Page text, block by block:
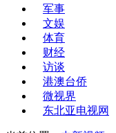
军事
文娱
体育
财经
访谈
港澳台侨
微视界
东北亚电视网